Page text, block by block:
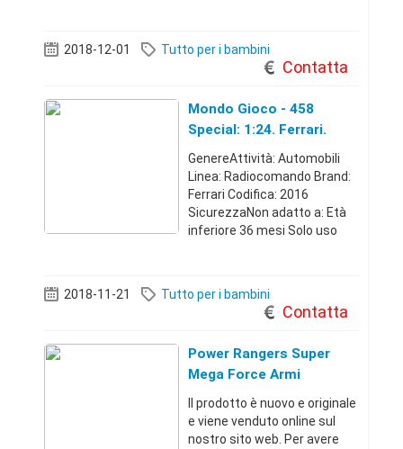
2018-12-01 Tutto per i bambini
Contatta
Mondo Gioco - 458
Special: 1:24. Ferrari.
63284
GenereAttività: Automobili
Linea: Radiocomando Brand:
Ferrari Codifica: 2016
SicurezzaNon adatto a: Età
inferiore 36 mesi Solo uso
Colli: 1 ContenutoMateriale:
Composito Assemb
2018-11-21 Tutto per i bambini
Contatta
Power Rangers Super
Mega Force Armi
Assortite
Il prodotto è nuovo e originale
e viene venduto online sul
nostro sito web. Per avere